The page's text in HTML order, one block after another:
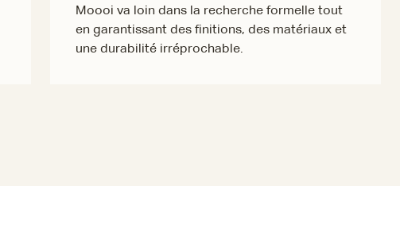
Moooi va loin dans la recherche formelle tout
en garantissant des finitions, des matériaux et
une durabilité irréprochable.